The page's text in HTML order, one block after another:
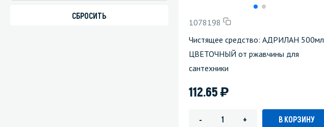
1078198
Чистящее средство: АДРИЛАН 500мл
ЦВЕТОЧНЫЙ от ржавчины для
сантехники
112.65)
- + В КОРЗИНУ